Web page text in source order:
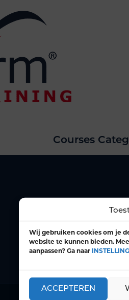
Wij gebruiken cookies om je
website te kunnen bieden.
aanpassen? Ga naar
ACCEPTEREN
Courses